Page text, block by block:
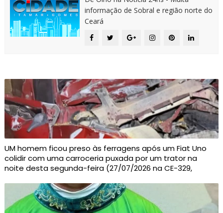
informação de Sobral e região norte do
Ceará
UM homem ficou preso às ferragens após um Fiat Uno
colidir com uma carroceria puxada por um trator na
noite desta segunda-feira (27/07/2026 na CE-329,